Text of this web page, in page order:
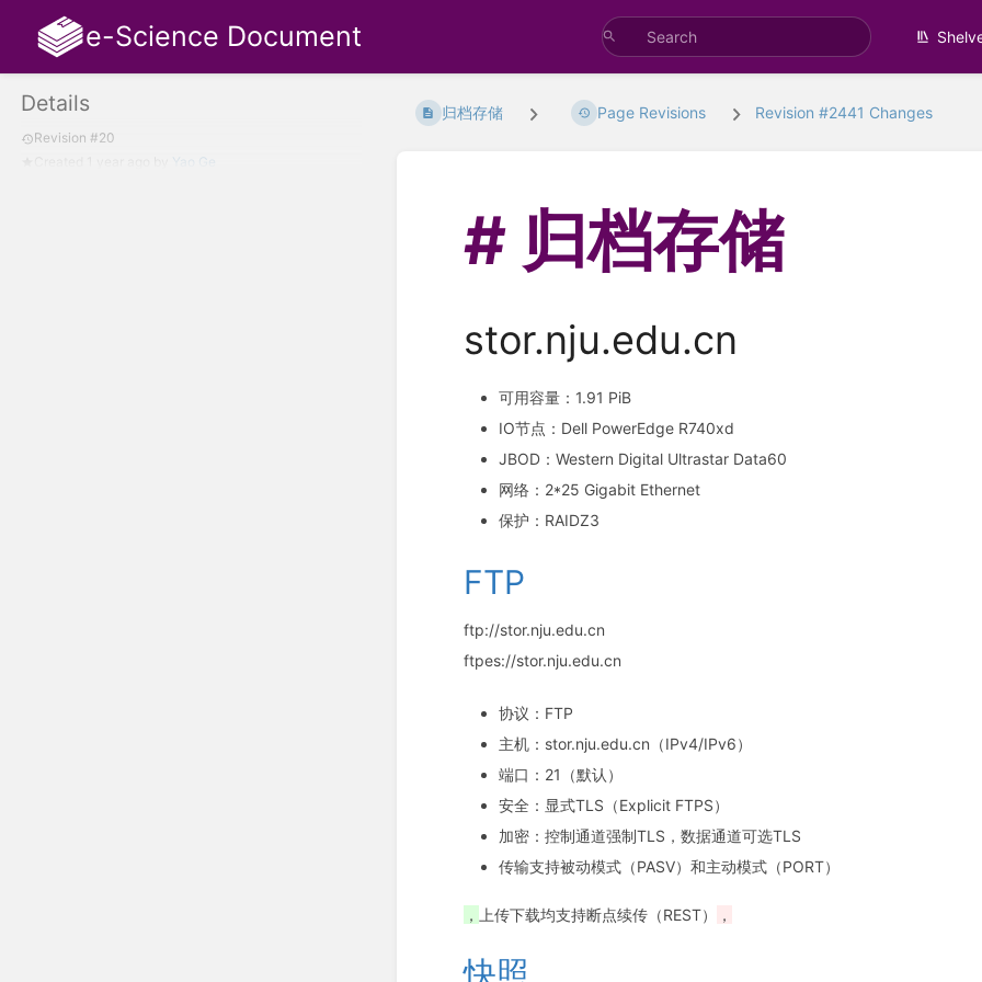
e-Science Document
Details
Revision #20
Yao Ge
归档存储 Page Revisions Revision #2441 Changes
归档存储
stor.nju.edu.cn
可用容量：1.91 PiB
IO节点：Dell PowerEdge R740xd
JBOD：Western Digital Ultrastar Data60
网络：2*25 Gigabit Ethernet
保护：RAIDZ3
FTP
ftp://stor.nju.edu.cn
ftpes://stor.nju.edu.cn
协议：FTP
主机：stor.nju.edu.cn（IPv4/IPv6）
端口：21（默认）
安全：显式TLS（Explicit FTPS）
加密：控制通道强制TLS，数据通道可选TLS
传输支持被动模式（PASV）和主动模式（PORT）
， 上传下载均支持断点续传（REST） ，
快照